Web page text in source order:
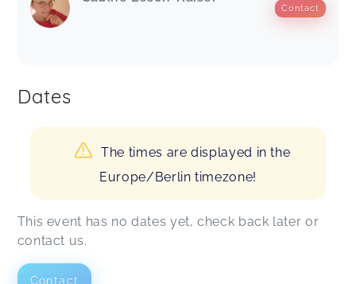
Contact
Dates
The times are displayed in the
Europe/Berlin timezone!
This event has no dates yet, check back later or
contact us.
Contact